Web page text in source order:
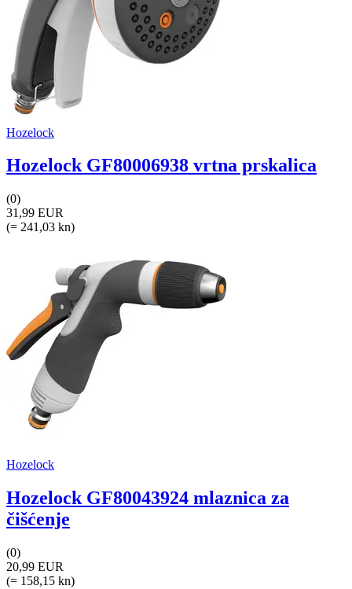
Hozelock
Hozelock GF80006938 vrtna prskalica
(0)
31,99 EUR
(= 241,03 kn)
Hozelock
Hozelock GF80043924 mlaznica za
čišćenje
(0)
20,99 EUR
(= 158,15 kn)